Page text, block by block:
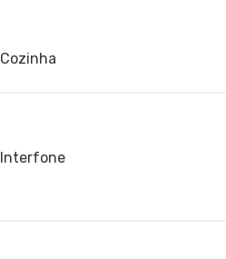
Cozinha
Interfone